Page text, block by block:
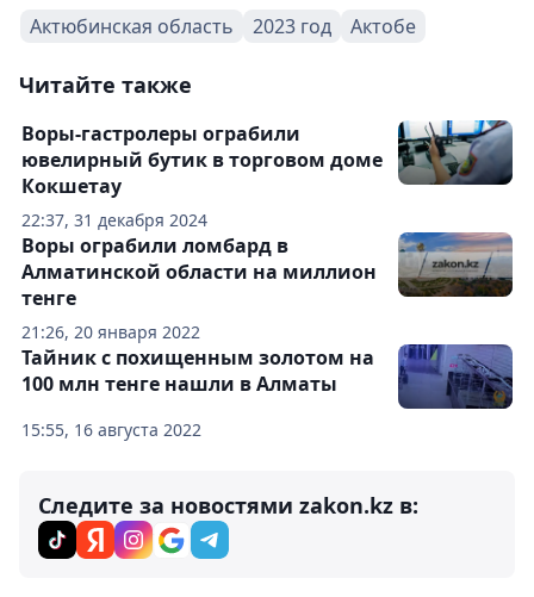
Актюбинская область 2023 год Актобе
Читайте также
22:37, 31 декабря 2024
Воры-гастролеры ограбили
ювелирный бутик в торговом доме
Кокшетау
21:26, 20 января 2022
Воры ограбили ломбард в
Алматинской области на миллион
тенге
15:55, 16 августа 2022
Тайник с похищенным золотом на
100 млн тенге нашли в Алматы
Следите за новостями zakon.kz в: